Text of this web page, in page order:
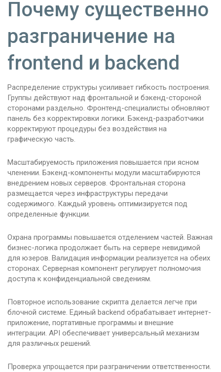
Почему существенно
разграничение на
frontend и backend
Распределение структуры усиливает гибкость построения.
Группы действуют над фронтальной и бэкенд-стороной
сторонами раздельно. Фронтенд-специалисты обновляют
панель без корректировки логики. Бэкенд-разработчики
корректируют процедуры без воздействия на
графическую часть.
Масштабируемость приложения повышается при ясном
членении. Бэкенд-компоненты модули масштабируются
внедрением новых серверов. Фронтальная сторона
размещается через инфраструктуры передачи
содержимого. Каждый уровень оптимизируется под
определенные функции.
Охрана программы повышается отделением частей. Важная
бизнес-логика продолжает быть на сервере невидимой
для юзеров. Валидация информации реализуется на обеих
сторонах. Серверная компонент регулирует полномочия
доступа к конфиденциальной сведениям.
Повторное использование скрипта делается легче при
блочной системе. Единый backend обрабатывает интернет-
приложение, портативные программы и внешние
интеграции. API обеспечивает универсальный механизм
для различных решений.
Проверка упрощается при разграничении ответственности.